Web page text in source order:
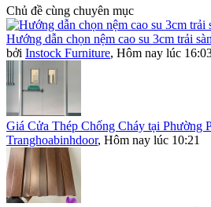
Chủ đề cùng chuyên mục
Hướng dẫn chọn nệm cao su 3cm trải
bởi Instock Furniture, Hôm nay lúc
Giá Cửa Thép Chống Cháy tại Phường
Tranghoabinhdoor, Hôm nay lúc 10:21